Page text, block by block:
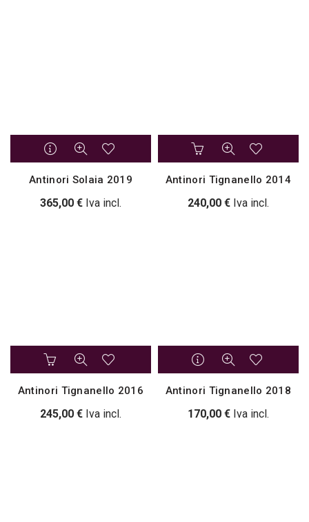
Antinori Solaia 2019
365,00 € Iva incl.
Antinori Tignanello 2014
240,00 € Iva incl.
Antinori Tignanello 2016
245,00 € Iva incl.
Antinori Tignanello 2018
170,00 € Iva incl.